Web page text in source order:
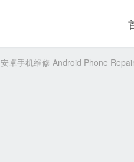
安卓手机维修 Android Phone